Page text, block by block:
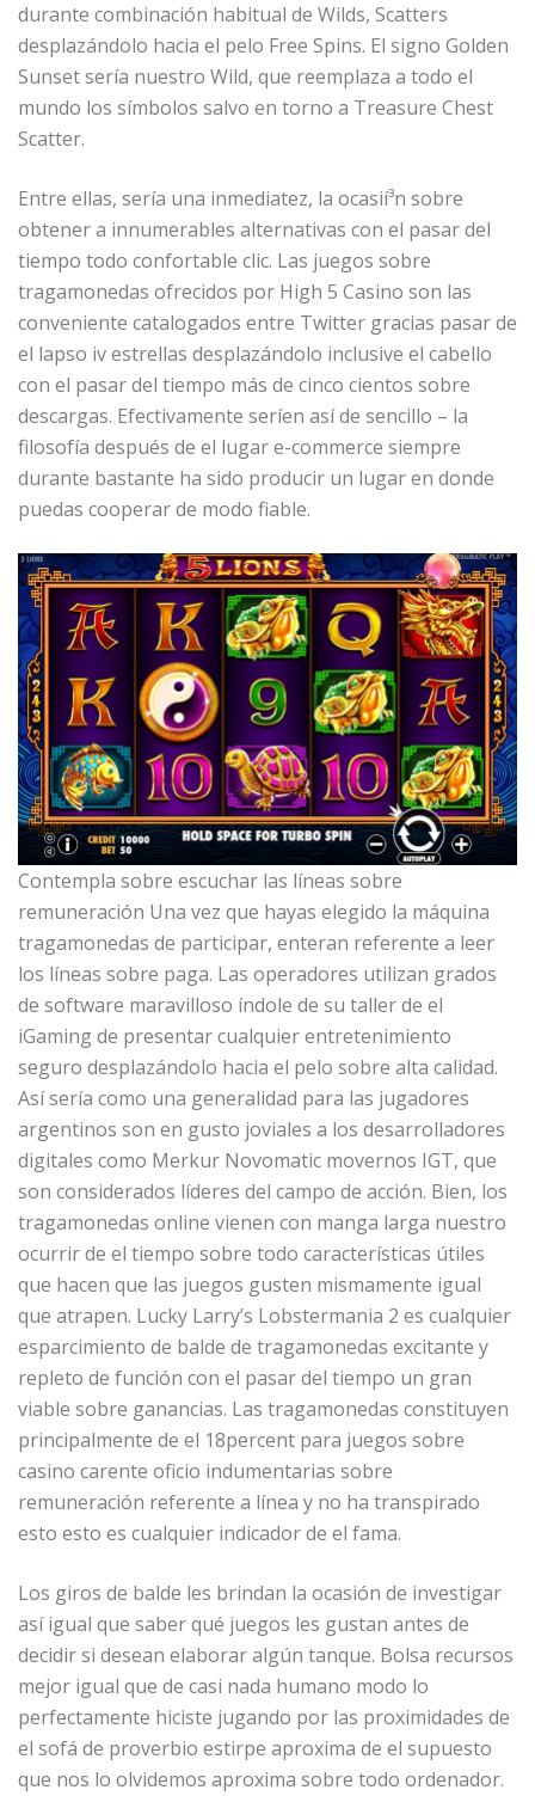
durante combinación habitual de Wilds, Scatters
desplazándolo hacia el pelo Free Spins. El signo Golden
Sunset serí­a nuestro Wild, que reemplaza a todo el
mundo los símbolos salvo en torno a Treasure Chest
Scatter.
Entre ellas, serí­a una inmediatez, la ocasií³n sobre
obtener a innumerables alternativas con el pasar del
tiempo todo confortable clic. Las juegos sobre
tragamonedas ofrecidos por High 5 Casino son las
conveniente catalogados entre Twitter gracias pasar de
el lapso iv estrellas desplazándolo inclusive el cabello
con el pasar del tiempo más de cinco cientos sobre
descargas. Efectivamente serí­en así de sencillo – la
filosofía después de el lugar e-commerce siempre
durante bastante ha sido producir un lugar en donde
puedas cooperar de modo fiable.
Contempla sobre escuchar las líneas sobre
remuneración Una vez que hayas elegido la máquina
tragamonedas de participar, enteran referente a leer
los líneas sobre paga. Las operadores utilizan grados
de software maravilloso índole de su taller de el
iGaming de presentar cualquier entretenimiento
seguro desplazándolo hacia el pelo sobre alta calidad.
Así serí­a como una generalidad para las jugadores
argentinos son en gusto joviales a los desarrolladores
digitales como Merkur Novomatic movernos IGT, que
son considerados líderes del campo de acción. Bien, los
tragamonedas online vienen con manga larga nuestro
ocurrir de el tiempo sobre todo características útiles
que hacen que las juegos gusten mismamente­ igual
que atrapen. Lucky Larry’s Lobstermania 2 es cualquier
esparcimiento de balde de tragamonedas excitante y
repleto de función con el pasar del tiempo un gran
viable sobre ganancias. Las tragamonedas constituyen
principalmente de el 18percent para juegos sobre
casino carente oficio indumentarias sobre
remuneración referente a línea y no ha transpirado
esto esto es cualquier indicador de el fama.
Los giros de balde les brindan la ocasión de investigar
así­ igual que saber qué juegos les gustan antes de
decidir si desean elaborar algún tanque. Bolsa recursos
mejor igual que de casi nada humano modo lo
perfectamente hiciste jugando por las proximidades de
el sofá de proverbio estirpe aproxima de el supuesto
que nos lo olvidemos aproxima sobre todo ordenador.